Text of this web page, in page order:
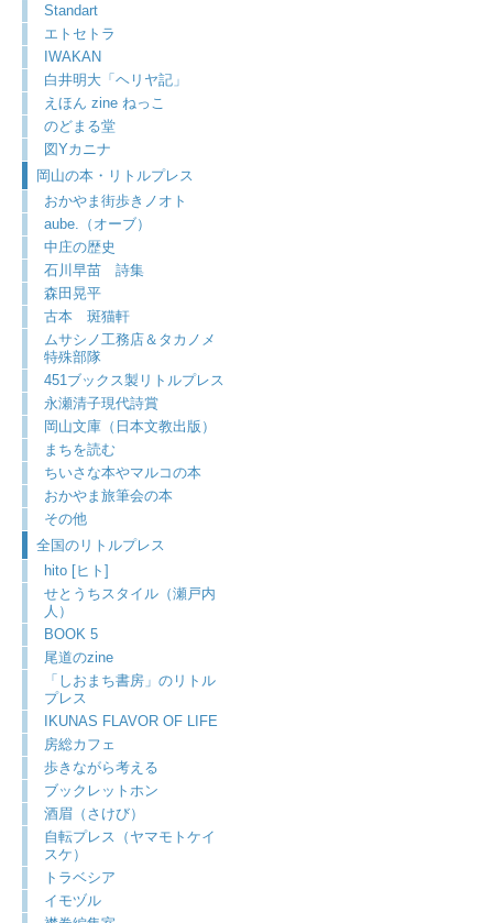
Standart
エトセトラ
IWAKAN
白井明大「ヘリヤ記」
えほん zine ねっこ
のどまる堂
図Yカニナ
岡山の本・リトルプレス
おかやま街歩きノオト
aube.（オーブ）
中庄の歴史
石川早苗 詩集
森田晃平
古本 斑猫軒
ムサシノ工務店＆タカノメ
特殊部隊
451ブックス製リトルプレス
永瀬清子現代詩賞
岡山文庫（日本文教出版）
まちを読む
ちいさな本やマルコの本
おかやま旅筆会の本
その他
全国のリトルプレス
hito [ヒト]
せとうちスタイル（瀬戸内
人）
BOOK 5
尾道のzine
「しおまち書房」のリトル
プレス
IKUNAS FLAVOR OF LIFE
房総カフェ
歩きながら考える
ブックレットホン
酒眉（さけび）
自転プレス（ヤマモトケイ
スケ）
トラベシア
イモヅル